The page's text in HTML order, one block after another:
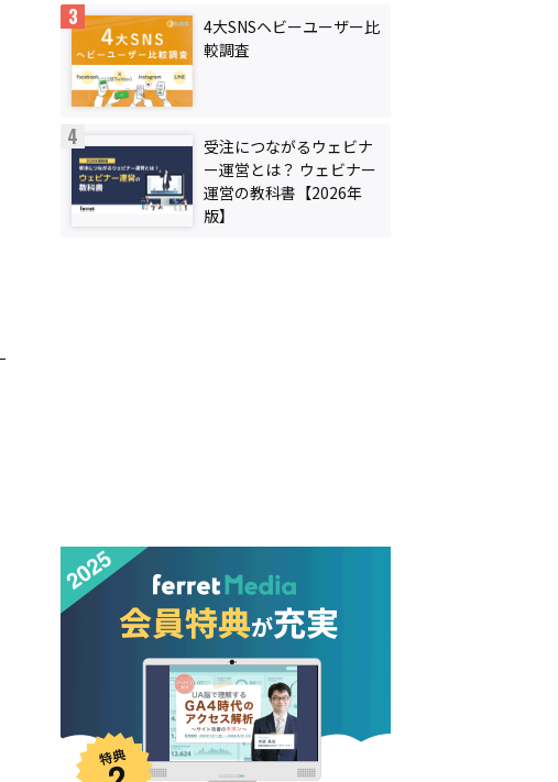
4大SNSヘビーユーザー比
較調査
受注につながるウェビナ
ー運営とは？ ウェビナー
運営の教科書【2026年
版】